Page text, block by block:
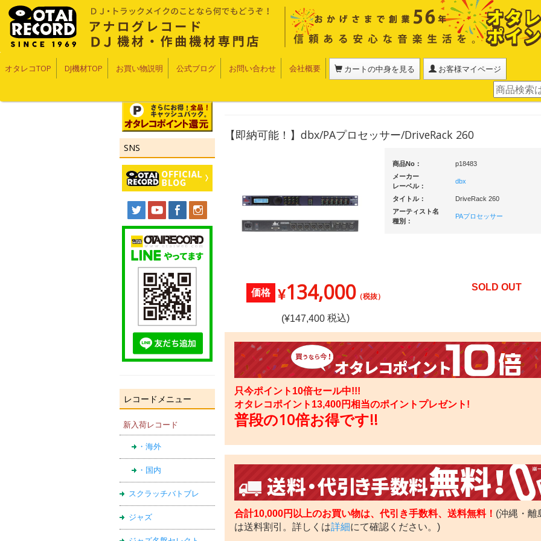
オタレコTOP DJ機材TOP お買い物説明 公式ブログ お問い合わせ 会社概要 カートの中身を見る お客様マイページ
SNS
レコードメニュー
新入荷レコード
・海外
・国内
スクラッチバトブレ
ジャズ
【即納可能！】dbx/PAプロセッサー/DriveRack 260
商品No：
p18483
メーカー
レーベル：
dbx
タイトル：
DriveRack 260
アーティスト名
種別：
PAプロセッサー
価格 ¥134,000（税抜）
(¥147,400税込)
SOLD OUT
只今ポイント10倍セール中!!!
オタレコポイント 13,400円相当のポイントプレゼント!
普段の10倍お得です!!
合計10,000円以上のお買い物は、代引き手数料、送料無料！ (沖縄・離
は送料割引。詳しくは詳細にて確認ください。)